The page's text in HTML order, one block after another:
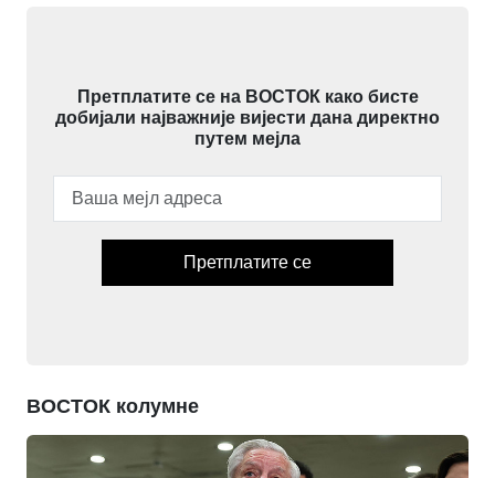
Претплатите се на ВОСТОК како бисте
добијали најважније вијести дана директно
путем мејла
Претплатите се
ВОСТОК колумне